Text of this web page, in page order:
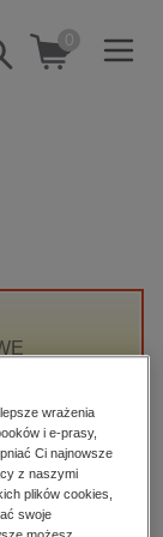
schowaj
0
wrażenia
i e-prasy,
Ci najnowsze
z naszymi
plików cookies,
swoje